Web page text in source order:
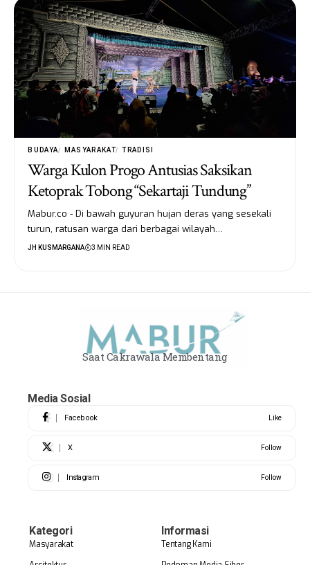
BUDAYA MASYARAKAT TRADISI
Warga Kulon Progo Antusias Saksikan
Ketoprak Tobong “Sekartaji Tundung”
Mabur.co - Di bawah guyuran hujan deras yang sesekali
turun, ratusan warga dari berbagai wilayah…
JH KUSMARGANA 3 MIN READ
Saat Cakrawala Membentang
Media Sosial
Facebook Like
X Follow
Instagram Follow
Kategori
Masyarakat
Informasi
Tentang Kami